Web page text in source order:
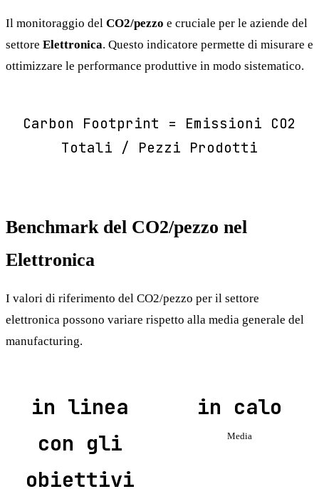
Il monitoraggio del CO2/pezzo e cruciale per le aziende del
settore Elettronica. Questo indicatore permette di misurare e
ottimizzare le performance produttive in modo sistematico.
Carbon Footprint = Emissioni CO2
Totali / Pezzi Prodotti
Benchmark del CO2/pezzo nel
Elettronica
I valori di riferimento del CO2/pezzo per il settore
elettronica possono variare rispetto alla media generale del
manufacturing.
in linea
con gli
obiettivi
in calo
Media